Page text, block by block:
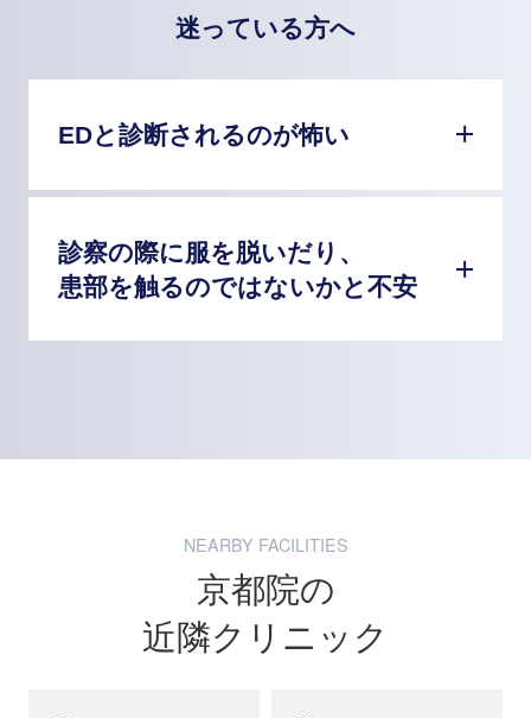
迷っている方へ
EDと診断されるのが怖い
診察の際に服を脱いだり、
患部を触るのではないかと不安
NEARBY FACILITIES
京都院の
近隣クリニック